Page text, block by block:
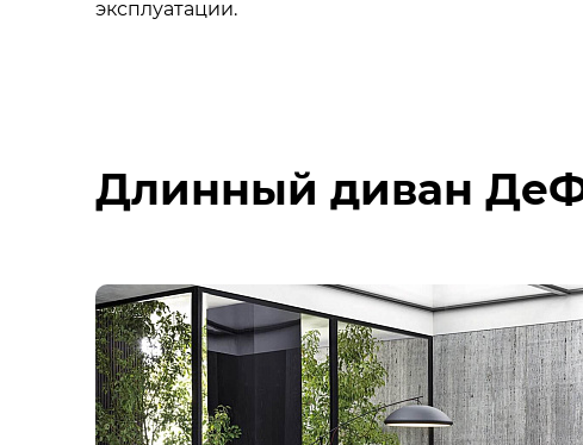
эксплуатации.
Длинный диван